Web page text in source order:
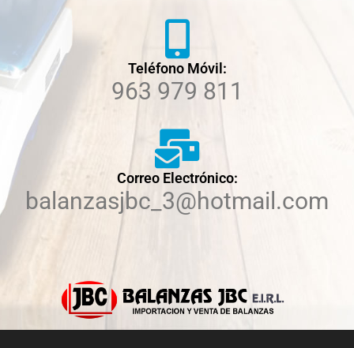
Teléfono Móvil:
963 979 811
Correo Electrónico:
balanzasjbc_3@hotmail.com